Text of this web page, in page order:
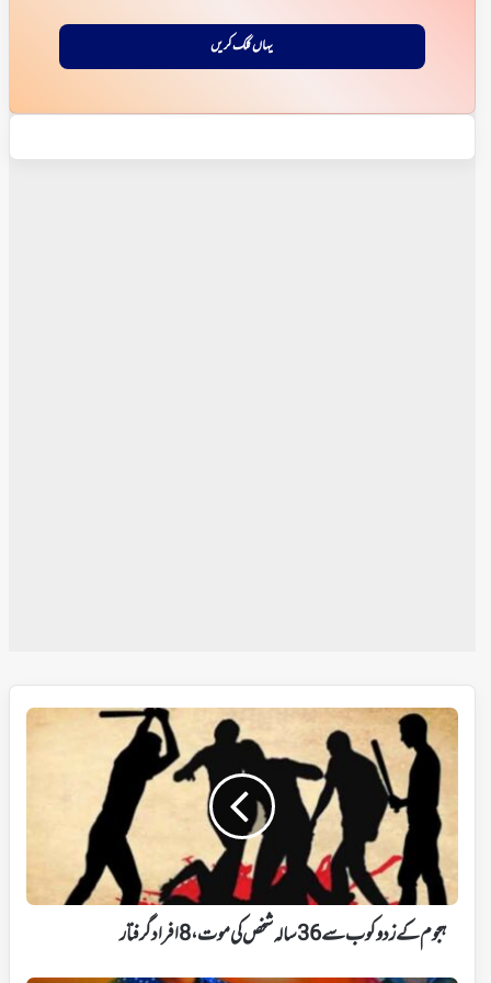
یہاں کلک کریں
ہجوم
کے
کوب
سے
36
سالہ
شخص
موت،
8
ہجوم کے زد و کوب سے 36 سالہ شخص کی موت، 8 افراد گرفتار